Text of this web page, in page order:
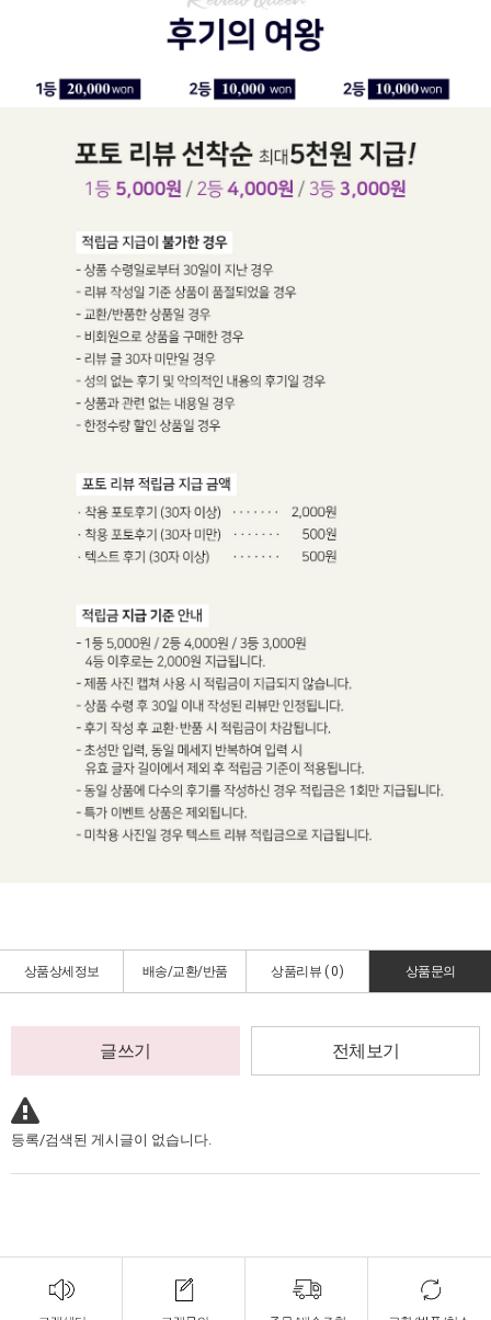
상품상세정보 배송/교환/반품 상품리뷰 (0) 상품문의
글쓰기 전체보기
등록/검색된 게시글이 없습니다.